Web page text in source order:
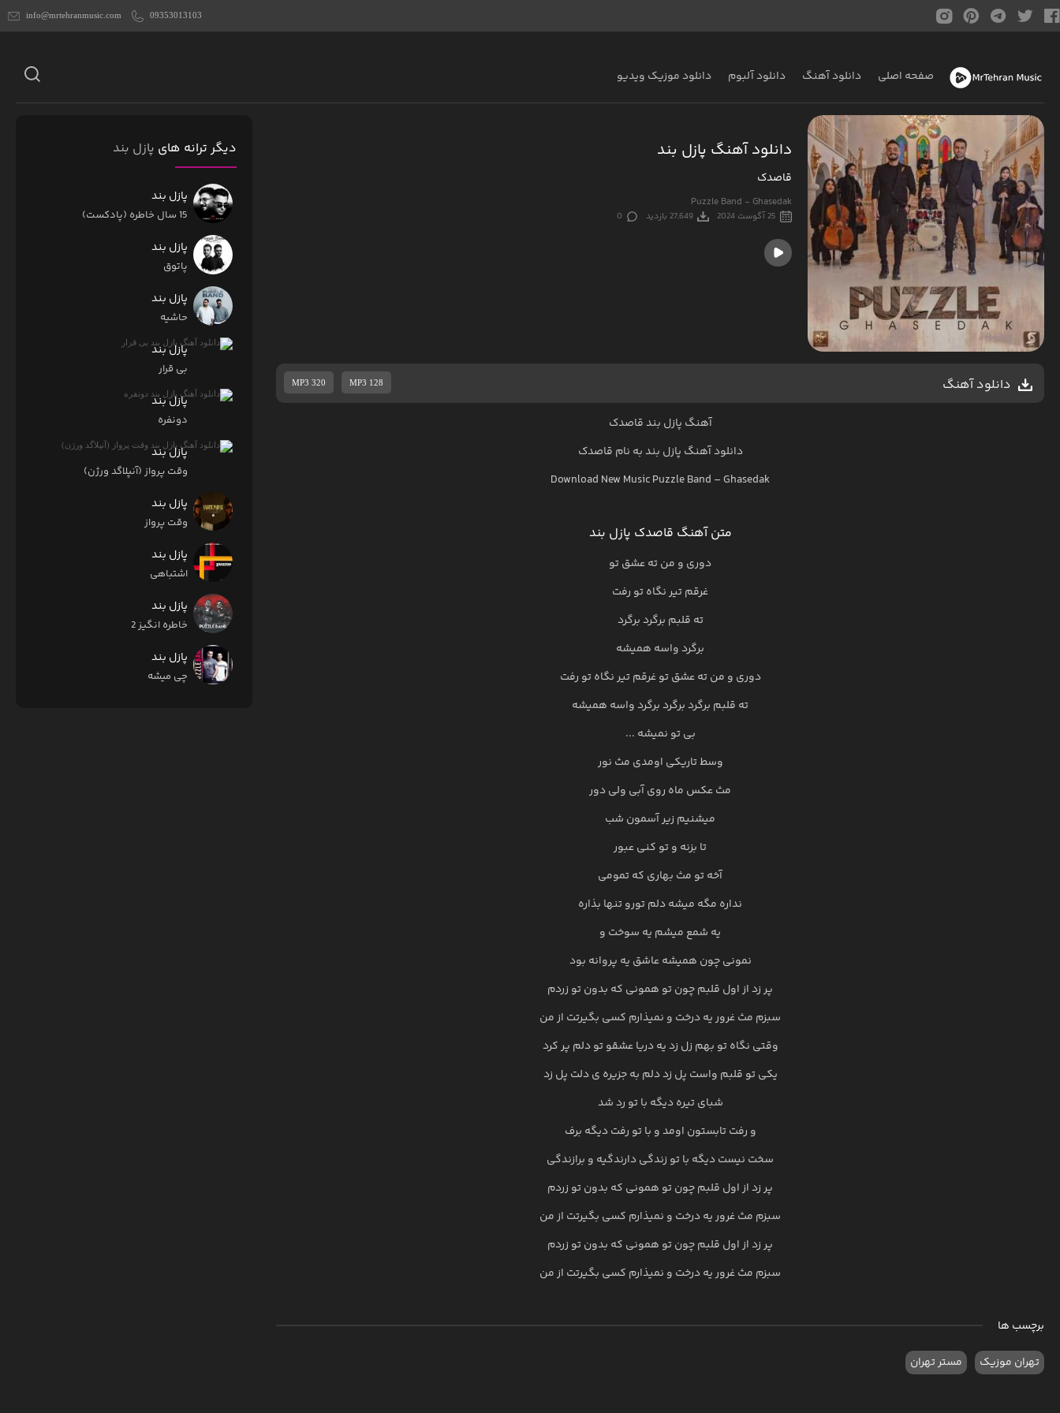
info@mrtehranmusic.com 09353013103
صفحه اصلی دانلود آهنگ دانلود آلبوم دانلود موزیک ویدیو
دانلود آهنگ پازل بند
قاصدک
Puzzle Band - Ghasedak
25 آگوست 2024 27,649 بازدید 0
دانلود آهنگ MP3 320 MP3 128
آهنگ پازل بند قاصدک
دانلود آهنگ پازل بندبه نام قاصدک
Download New MusicPuzzle Band –Ghasedak
متن آهنگ قاصدک پازل بند
دوری و من ته عشق تو
غرقم تیر نگاه تو رفت
ته قلبم برگرد برگرد
برگرد واسه همیشه
دوری و من ته عشق تو غرقم تیر نگاه تو رفت
ته قلبم برگرد برگرد برگرد واسه همیشه
بی تو نمیشه ...
وسط تاریکی اومدی مث نور
مث عکس ماه روی آبی ولی دور
میشنیم زیر آسمون شب
تا بزنه و تو کنی عبور
آخه تو مث بهاری که تمومی
نداره مگه میشه دلم تورو تنها بذاره
یه شمع میشم یه سوخت و
نمونی چون همیشه عاشق یه پروانه بود
پر زد از اول قلبم چون تو همونی که بدون تو زردم
سبزم مث غرور یه درخت و نمیذارم کسی بگیرتت از من
وقتی نگاه تو بهم زل زد یه دریا عشقو تو دلم پر کرد
یکی تو قلبم واست پل زد دلم به جزیره ی دلت پل زد
شبای تیره دیگه با تو رد شد
و رفت تابستون اومد و با تو رفت دیگه برف
سخت نیست دیگه با تو زندگی دارندگیه و برازندگی
پر زد از اول قلبم چون تو همونی که بدون تو زردم
سبزم مث غرور یه درخت و نمیذارم کسی بگیرتت از من
پر زد از اول قلبم چون تو همونی که بدون تو زردم
سبزم مث غرور یه درخت و نمیذارم کسی بگیرتت از من
برچسب ها
تهران موزیک مستر تهران
دیگر ترانه های پازل بند
پازل بند
15 سال خاطره (پادکست)
پازل بند
پاتوق
پازل بند
حاشیه
پازل بند
بی قرار
پازل بند
دونفره
پازل بند
وقت پرواز (آنپلاگد ورژن)
پازل بند
وقت پرواز
پازل بند
اشتباهی
پازل بند
خاطره انگیز 2
پازل بند
چی میشه